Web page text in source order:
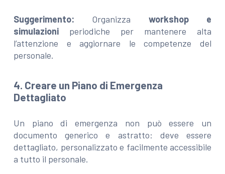
Suggerimento: Organizza workshop e
simulazioni periodiche per mantenere alta
l’attenzione e aggiornare le competenze del
personale.
4. Creare un Piano di Emergenza
Dettagliato
Un piano di emergenza non può essere un
documento generico e astratto: deve essere
dettagliato, personalizzato e facilmente accessibile
a tutto il personale.